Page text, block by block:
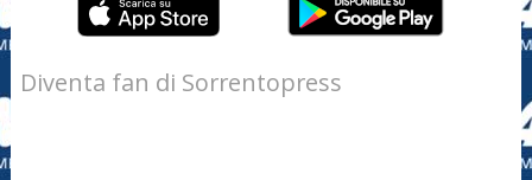
Diventa fan di Sorrentopress